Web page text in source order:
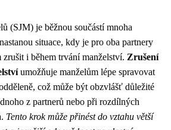
(SJM) je běžnou součástí mnoha
situace, kdy je pro oba partnery
i během trvání manželství. Zrušení
umožňuje manželům lépe spravovat
což může být obzvlášť důležité
z partnerů nebo při rozdílných
Tento krok může přinést do vztahu větší